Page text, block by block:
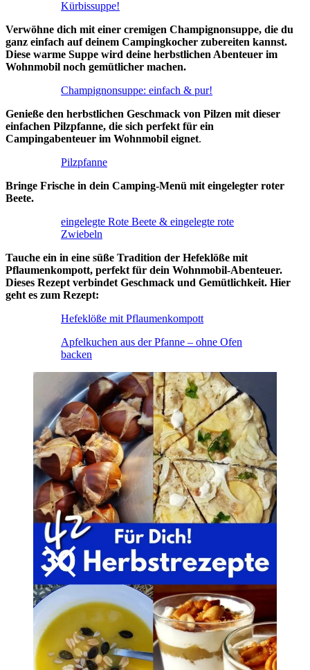
Kürbissuppe!
Verwöhne dich mit einer cremigen Champignonsuppe, die du
ganz einfach auf deinem Campingkocher zubereiten kannst.
Diese warme Suppe wird deine herbstlichen Abenteuer im
Wohnmobil noch gemütlicher machen.
Champignonsuppe: einfach & pur!
Genieße den herbstlichen Geschmack von Pilzen mit dieser
einfachen Pilzpfanne, die sich perfekt für ein
Campingabenteuer im Wohnmobil eignet.
Pilzpfanne
Bringe Frische in dein Camping-Menü mit eingelegter roter
Beete.
eingelegte Rote Beete & eingelegte rote
Zwiebeln
Tauche ein in eine süße Tradition der Hefeklöße mit
Pflaumenkompott, perfekt für dein Wohnmobil-Abenteuer.
Dieses Rezept verbindet Geschmack und Gemütlichkeit. Hier
geht es zum Rezept:
Hefeklöße mit Pflaumenkompott
Apfelkuchen aus der Pfanne – ohne Ofen
backen